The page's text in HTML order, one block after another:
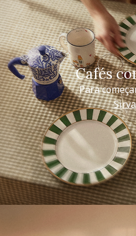
Cafés
Para